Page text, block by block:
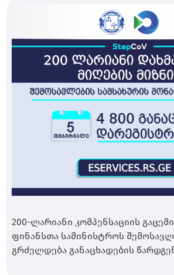
200-ლარიანი კომპენსაციის
ფინანსთა სამინისტროს
გრძელდება განაცხადების